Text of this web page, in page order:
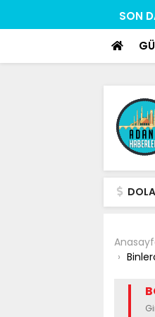
google-site-verification:
SON